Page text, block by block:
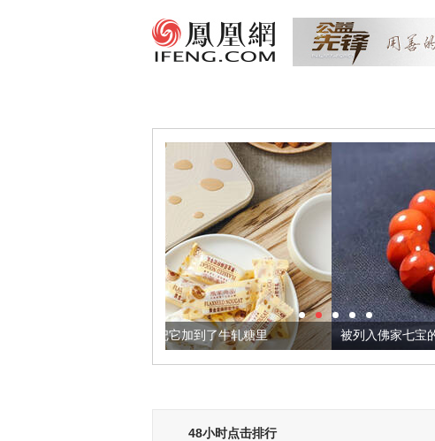
籽，我们把它加到了牛轧糖里 被列入佛家七宝的它到底有多美？
48小时点击排行